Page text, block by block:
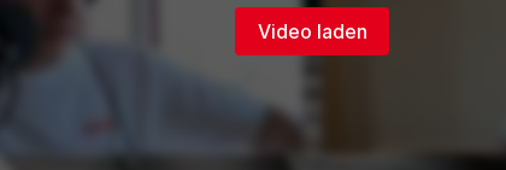
Video laden